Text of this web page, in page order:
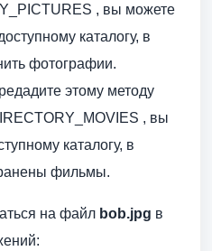
, вы можете
каталогу, в
фотографии.
этому методу
, вы
каталогу, в
фильмы.
на файл bob.jpg в